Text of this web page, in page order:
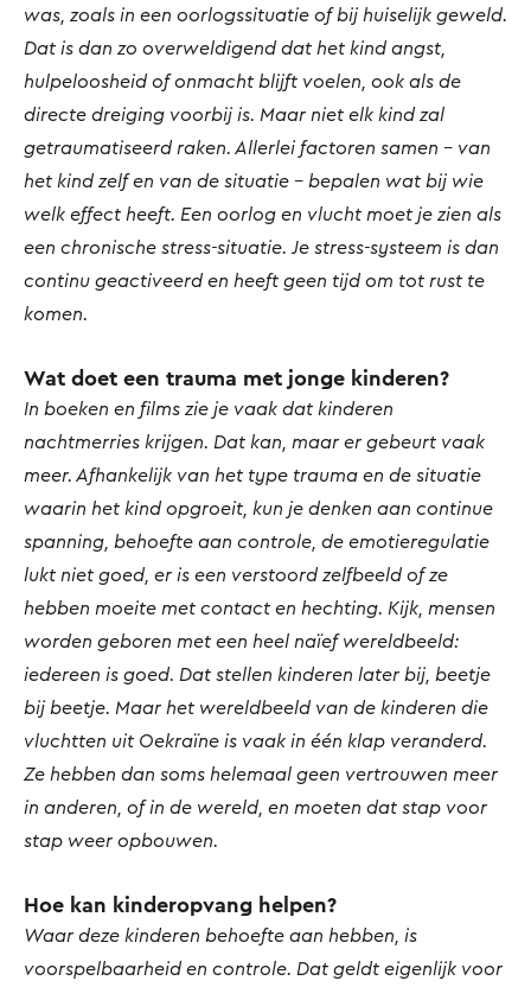
was, zoals in een oorlogssituatie of bij huiselijk geweld.
Dat is dan zo overweldigend dat het kind angst,
hulpeloosheid of onmacht blijft voelen, ook als de
directe dreiging voorbij is. Maar niet elk kind zal
getraumatiseerd raken. Allerlei factoren samen - van
het kind zelf en van de situatie – bepalen wat bij wie
welk effect heeft. Een oorlog en vlucht moet je zien als
een chronische stress-situatie. Je stress-systeem is dan
continu geactiveerd en heeft geen tijd om tot rust te
komen.
Wat doet een trauma met jonge kinderen?
In boeken en films zie je vaak dat kinderen
nachtmerries krijgen. Dat kan, maar er gebeurt vaak
meer. Afhankelijk van het type trauma en de situatie
waarin het kind opgroeit, kun je denken aan continue
spanning, behoefte aan controle, de emotieregulatie
lukt niet goed, er is een verstoord zelfbeeld of ze
hebben moeite met contact en hechting. Kijk, mensen
worden geboren met een heel naïef wereldbeeld:
iedereen is goed. Dat stellen kinderen later bij, beetje
bij beetje. Maar het wereldbeeld van de kinderen die
vluchtten uit Oekraïne is vaak in één klap veranderd.
Ze hebben dan soms helemaal geen vertrouwen meer
in anderen, of in de wereld, en moeten dat stap voor
stap weer opbouwen.
Hoe kan kinderopvang helpen?
Waar deze kinderen behoefte aan hebben, is
voorspelbaarheid en controle. Dat geldt eigenlijk voor